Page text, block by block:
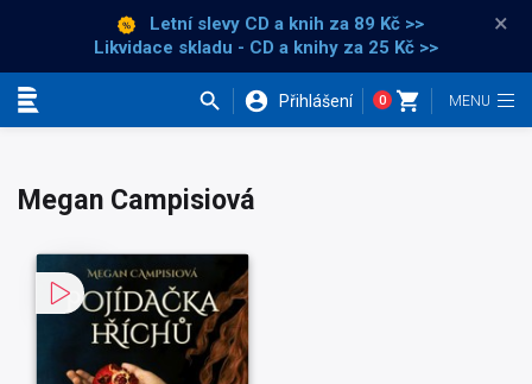
Letní slevy CD a knih za 89 Kč >>
Likvidace skladu - CD a knihy za 25 Kč >>
×
Přihlášení 0
Megan Campisiová